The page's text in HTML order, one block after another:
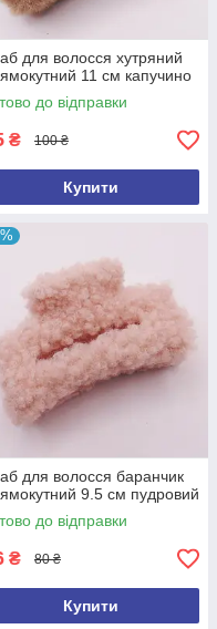
для волосся хутряний
11 см капучино
до відправки
₴ 100 ₴
Купити
для волосся баранчик
9.5 см пудровий
до відправки
₴ 80 ₴
Купити